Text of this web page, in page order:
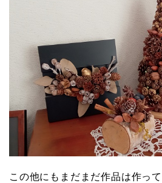
この他にもまだまだ作品は作っ